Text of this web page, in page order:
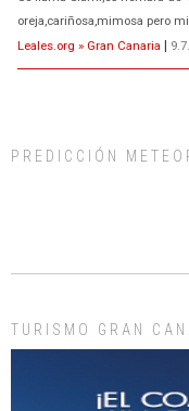
oreja,cariñosa,mimosa pero
Leales.org » Gran Canaria |
días, ella incluida...
PREDICCIÓN
TURISMO GRAN